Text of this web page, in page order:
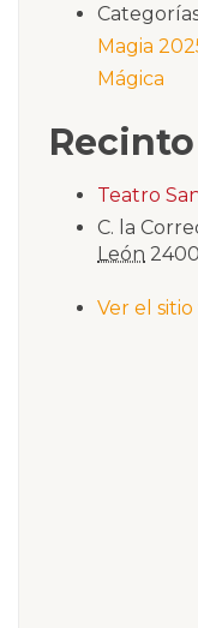
Magia
Mágica
Recinto
Teatro
C. la
León
Ver el